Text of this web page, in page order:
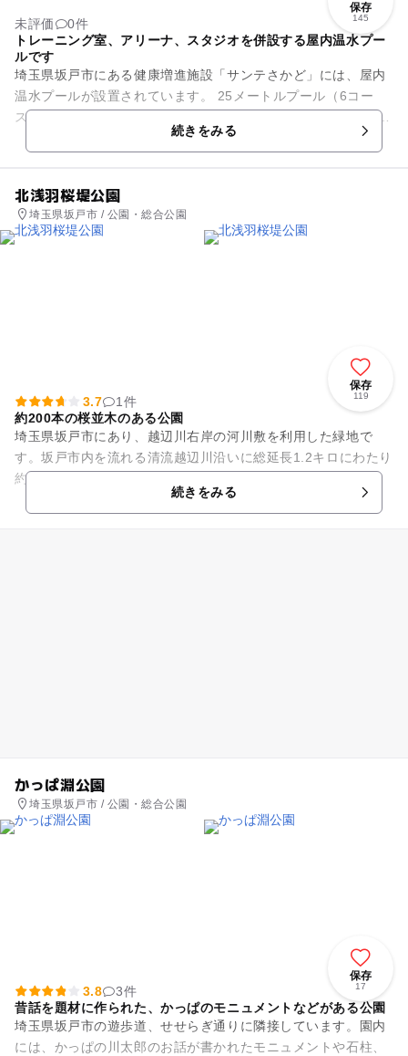
保存
145
未評価
0件
トレーニング室、アリーナ、スタジオを併設する屋内温水プー
ルです
埼玉県坂戸市にある健康増進施設「サンテさかど」には、屋内
温水プールが設置されています。 25メートルプール（6コー
ス）と、サブプール、ジャグジーがあります。 川越都市圏まち
続きをみる
北浅羽桜堤公園
埼玉県坂戸市 / 公園・総合公園
保存
119
3.7
1件
約200本の桜並木のある公園
埼玉県坂戸市にあり、越辺川右岸の河川敷を利用した緑地で
す。坂戸市内を流れる清流越辺川沿いに総延長1.2キロにわたり
約200本の「安行寒桜」の桜並木が植樹されています。遊具等
はありませんが、自然の...続きをみる
かっぱ淵公園
埼玉県坂戸市 / 公園・総合公園
保存
17
3.8
3件
昔話を題材に作られた、かっぱのモニュメントなどがある公園
埼玉県坂戸市の遊歩道、せせらぎ通りに隣接しています。園内
には、かっぱの川太郎のお話が書かれたモニュメントや石柱、